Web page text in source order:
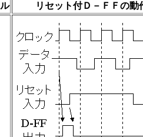
リセット付Ｄ－ＦＦの動